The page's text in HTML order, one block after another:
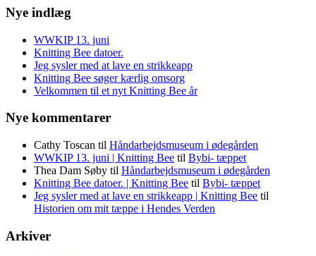
Nye indlæg
WWKIP 13. juni
Knitting Bee datoer.
Jeg sysler med at lave en strikkeapp
Knitting Bee søger kærlig omsorg
Velkommen til et nyt Knitting Bee år
Nye kommentarer
Cathy Toscan til Håndarbejdsmuseum i ødegården
WWKIP 13. juni | Knitting Bee til Bybi- tæppet
Thea Dam Søby til Håndarbejdsmuseum i ødegården
Knitting Bee datoer. | Knitting Bee til Bybi- tæppet
Jeg sysler med at lave en strikkeapp | Knitting Bee til
Historien om mit tæppe i Hendes Verden
Arkiver